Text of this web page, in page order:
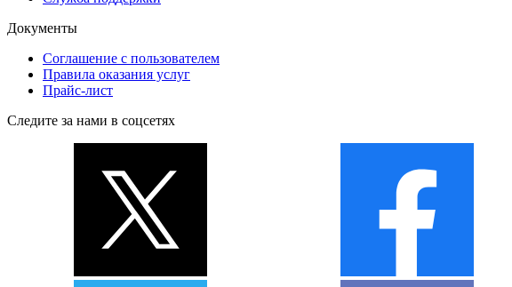
Документы
Соглашение с пользователем
Правила оказания услуг
Прайс-лист
Следите за нами в соцсетях